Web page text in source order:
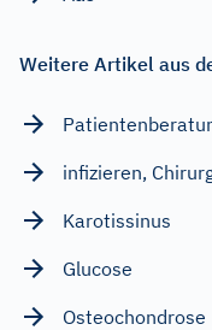
Weitere Artikel aus
infizieren,
Karotissinus
Glucose
Osteochondrose